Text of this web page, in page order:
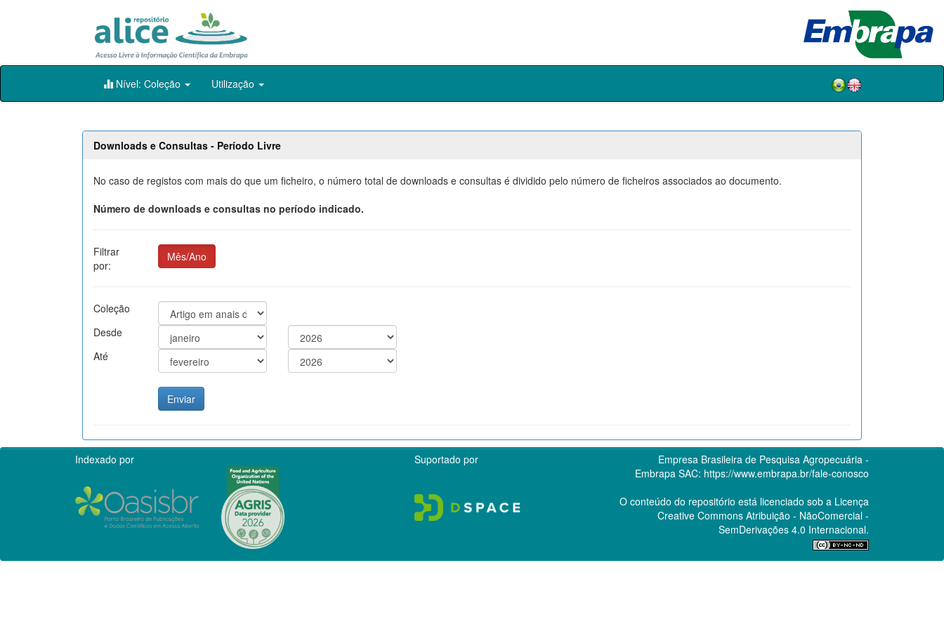
Skip
Nível: Coleção Utilização
Downloads e Consultas - Período Livre
No caso de registos com mais do que um ficheiro, o número total de downloads e consultas é dividido pelo número de ficheiros associados ao documento.
Número de downloads e consultas no período indicado.
Filtrar
por:
Mês/Ano
Coleção
Desde
Até
Indexado por Suportado por
Empresa Brasileira de Pesquisa Agropecuária -
Embrapa SAC: https://www.embrapa.br/fale-conosco
O conteúdo do repositório está licenciado sob a Licença
Creative CommonsAtribuição - NãoComercial -
SemDerivações 4.0 Internacional.